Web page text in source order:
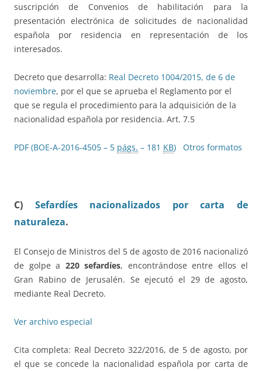
suscripción de Convenios de habilitación para la
presentación electrónica de solicitudes de nacionalidad
española por residencia en representación de los
interesados.
Decreto que desarrolla: Real Decreto 1004/2015, de 6 de
noviembre, por el que se aprueba el Reglamento por el
que se regula el procedimiento para la adquisición de la
nacionalidad española por residencia. Art. 7.5
PDF (BOE-A-2016-4505 – 5 págs. – 181 KB) Otros formatos
C) Sefardíes nacionalizados por carta de
naturaleza.
El Consejo de Ministros del 5 de agosto de 2016 nacionalizó
de golpe a 220 sefardíes, encontrándose entre ellos el
Gran Rabino de Jerusalén. Se ejecutó el 29 de agosto,
mediante Real Decreto.
Ver archivo especial
Cita completa: Real Decreto 322/2016, de 5 de agosto, por
el que se concede la nacionalidad española por carta de